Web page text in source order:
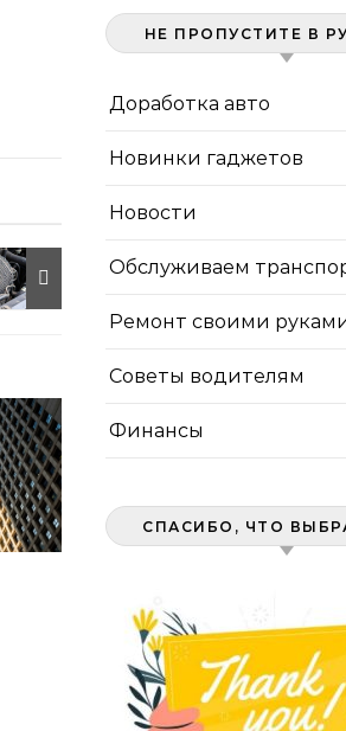
НЕ ПРОПУСТИТЕ В
Доработка авто
Новинки гаджетов
Новости
Обслуживаем
Ремонт своими
Советы водителям
Финансы
СПАСИБО, ЧТО